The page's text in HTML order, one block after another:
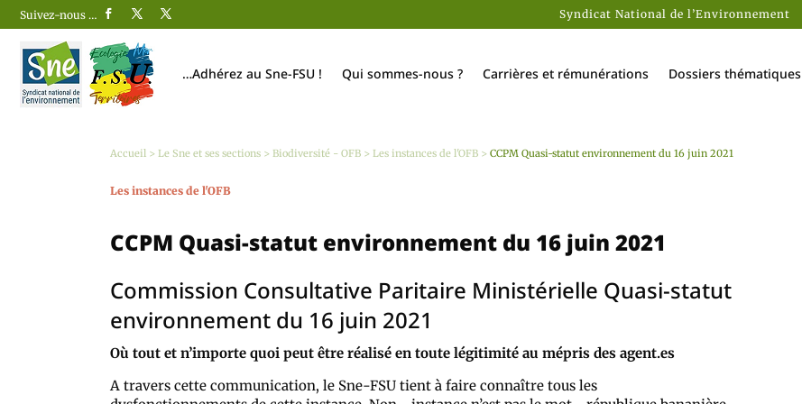
Suivez-nous … Syndicat National de l’Environnement
…Adhérez au Sne-FSU ! Qui sommes-nous ? Carrières et rémunérations Dossiers thématiques
Accueil > Le Sne et ses sections > Biodiversité - OFB > Les instances de l'OFB > CCPM Quasi-statut environnement du 16 juin 2021
Les instances de l'OFB
CCPM Quasi-statut environnement du 16 juin 2021
Commission Consultative Paritaire Ministérielle Quasi-statut
environnement du 16 juin 2021
Où tout et n’importe quoi peut être réalisé en toute légitimité au mépris des agent.es
A travers cette communication, le Sne-FSU tient à faire connaître tous les